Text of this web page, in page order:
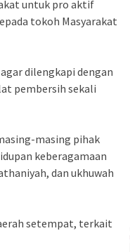
untuk pro aktif
tokoh Masyarakat
dilengkapi dengan
pembersih sekali
masing pihak
keberagamaan
dan ukhuwah
setempat, terkait